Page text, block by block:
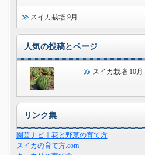
スイカ栽培 9月
人気の投稿とページ
スイカ栽培 10月
リンク集
園芸ナビ｜花と野菜の育て方
スイカの育て方.com